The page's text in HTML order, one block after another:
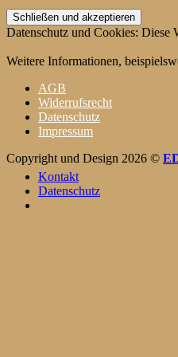
Datenschutz und Cookies: Diese
Weitere Informationen,
AGB
Widerrufsrecht
Datenschutz
Impressum
Copyright und Design 2026 ©
Kontakt
Datenschutz